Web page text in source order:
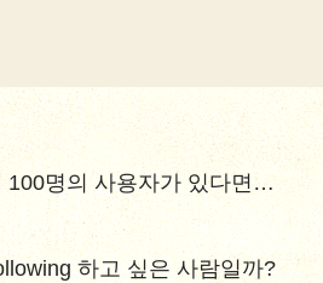
100명의 사용자가 있다면…
하고 싶은 사람일까?